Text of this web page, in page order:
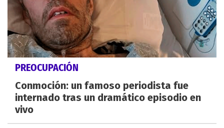
PREOCUPACIÓN
Conmoción: un famoso periodista fue
internado tras un dramático episodio en
vivo